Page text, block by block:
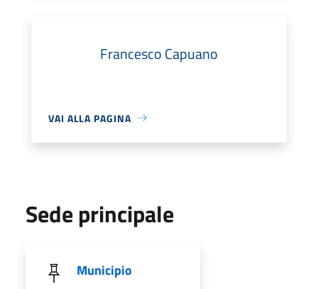
Francesco Capuano
VAI ALLA PAGINA
Sede principale
Municipio